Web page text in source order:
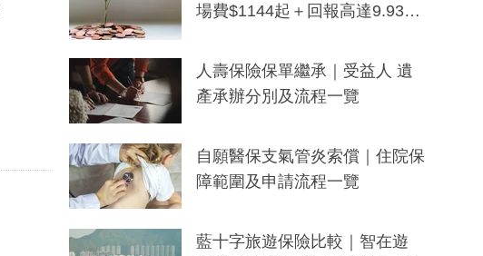
場費$1144起＋回報高達9.93
人壽保險保單繼承｜受益人 遺
產承辦分別及流程一覽
自願醫保支氣管炎索償｜住院保
障範圍及申請流程一覽
藍十字旅遊保險比較｜智在遊